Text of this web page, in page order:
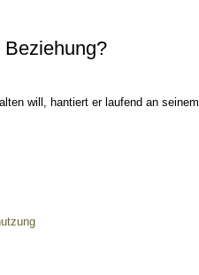
will, hantiert er laufend an seinem